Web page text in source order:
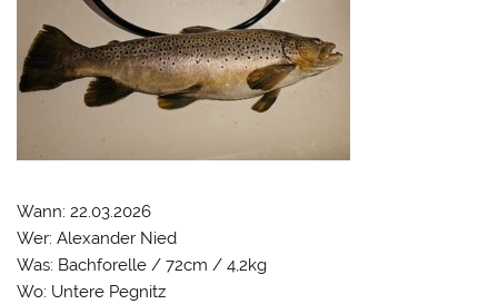
Wann: 22.03.2026
Wer: Alexander Nied
Was: Bachforelle / 72cm / 4,2kg
Wo: Untere Pegnitz